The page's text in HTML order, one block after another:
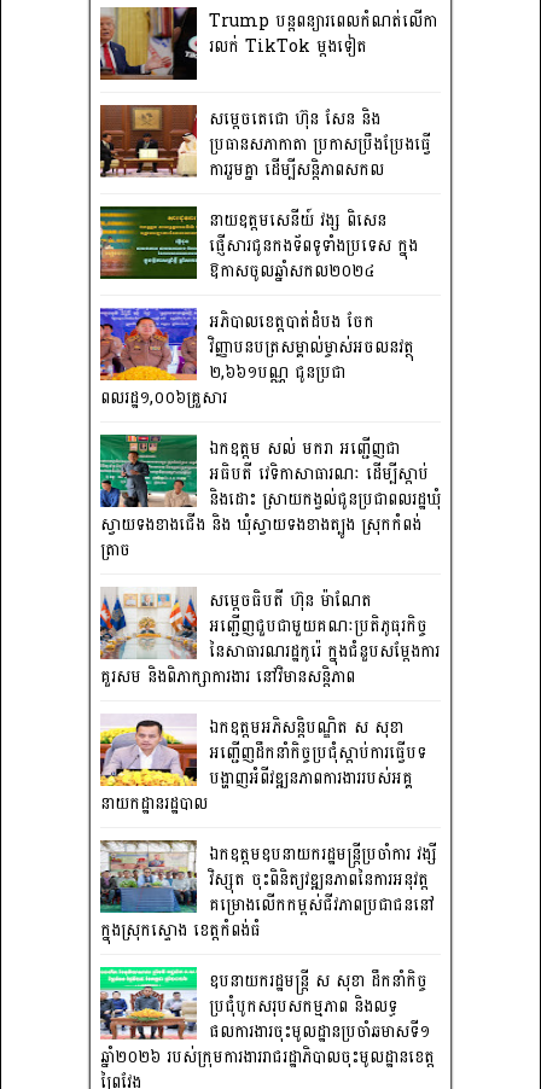
Trump បន្តពន្យារពេលកំណត់លើកា
រលក់ TikTok ម្តងទៀត
សម្តេចតេជោ ហ៊ុន សែន និង
ប្រធានសភាកាតា ប្រកាសប្រឹងប្រែងធ្វើ
ការ​រួមគ្នា ដើម្បីសន្តិភាពសកល
នាយឧត្តមសេនីយ៍ វង្ស ពិសេន
ផ្ញើសារជូនកងទ័ពទូទាំងប្រទេស ក្នុង
ឱកាសចូលឆ្នាំសកល២០២៤
អភិបាលខេត្តបាត់ដំបង ចែក
វិញ្ញាបនបត្រសម្គាល់ម្ចាស់អចលនវត្ថុ
២,៦៦១បណ្ណ ជូនប្រជា
ពលរដ្ឋ១,០០៦គ្រួសារ
ឯកឧត្តម សល់ មករា អញ្ជើញជា
អធិបតី វេទិកាសាធារណៈ ដើម្បីស្តាប់
និងដោះ ស្រាយកង្វល់ជូនប្រជាពលរដ្ឋឃុំ
ស្វាយទងខាងជើង និង ឃុំស្វាយទងខាងត្បូង ស្រុកកំពង់
ត្រាច
សម្តេចធិបតី ហ៊ុន ម៉ាណែត
អញ្ជើញជួបជាមួយគណៈប្រតិភូធុរកិច្ច
នៃសាធារណរដ្ឋកូរ៉េ ក្នុងជំនួបសម្តែងការ
គួរសម និងពិភាក្សាការងារ នៅវិមានសន្តិភាព
ឯកឧត្តមអភិសន្តិបណ្ឌិត ស សុខា
អញ្ជើញដឹកនាំកិច្ចប្រជុំស្តាប់ការធ្វើបទ
បង្ហាញអំពីវឌ្ឍនភាពការងាររបស់អគ្គ
នាយកដ្ឋានរដ្ឋបាល
ឯកឧត្តមឧបនាយករដ្ឋមន្រ្តីប្រចាំការ វង្សី
វិស្សុត ចុះពិនិត្យវឌ្ឍនភាពនៃការអនុវត្ត
គម្រោងលើកកម្ពស់ជីវភាពប្រជាជននៅ
ក្នុងស្រុកស្ទោង ខេត្តកំពង់ធំ
ឧបនាយករដ្ឋមន្ត្រី ស សុខា ដឹកនាំកិច្ច
ប្រជុំបូកសរុបសកម្មភាព និងលទ្ធ
ផលការងារចុះមូលដ្ឋានប្រចាំឆមាសទី១
ឆ្នាំ២០២៦ របស់ក្រុមការងាររាជរដ្ឋាភិបាលចុះមូលដ្ឋានខេត្ត
ព្រៃវែង